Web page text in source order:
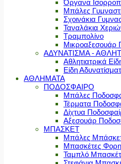
Όργανα
Μπάλες
Σχοινάκια
Ταναλάκια
Τραμπολίνο
Μικροαξεσουάρ
ΑΔΥΝΑΤΙΣΜΑ -
Αθλητιατρικά
Είδη
ΑΘΛΗΜΑΤΑ
ΠΟΔΟΣΦΑΙΡΟ
Μπάλες
Τέρματα
Δίχτυα
Αξεσουάρ
ΜΠΑΣΚΕΤ
Μπάλες
Μπασκέτες
Ταμπλό